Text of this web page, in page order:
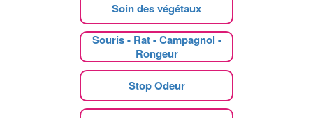
Soin des végétaux
Souris - Rat - Campagnol -
Rongeur
Stop Odeur